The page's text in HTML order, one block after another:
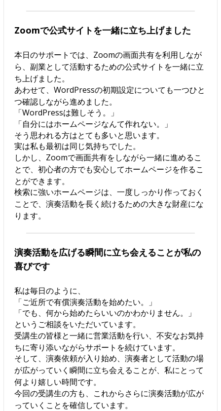
Zoomで公式サイトを一緒に立ち上げました
本日のサポートでは、Zoomの画面共有を利用しなが
ら、副業として活動するための公式サイトを一緒に立
ち上げました。
あわせて、WordPressの初期設定についても一つひと
つ確認しながら進めました。
「WordPressは難しそう。」
「自分にはホームページなんて作れない。」
そう思われる方はとても多いと思います。
実は私も最初は同じ気持ちでした。
しかし、Zoomで画面共有をしながら一緒に進めるこ
とで、初心者の方でも安心してホームページを作るこ
とができます。
検索に強いホームページは、一度しっかり作っておく
ことで、演奏活動を長く続けるための大きな財産にな
ります。
演奏活動を広げる瞬間に立ち会えることが私の
喜びです
私は毎日のように、
「ご近所で有償演奏活動を始めたい。」
「でも、何から始めたらいいのかわかりません。」
というご相談をいただいています。
受講生の皆様と一緒に営業活動を行い、不安なお気持
ちに寄り添いながらサポートを続けています。
そして、演奏依頼が入り始め、演奏者として活動の場
が広がっていく瞬間に立ち会えることが、私にとって
何より嬉しい時間です。
今回の受講生の方も、これからさらに演奏活動が広が
っていくことを確信しています。